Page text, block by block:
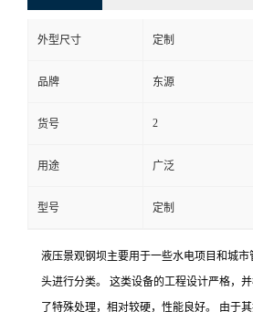
外型尺寸 定制
品牌 东源
货号 2
用途 广泛
型号 定制
液压景观钢坝主要用于一些水电项目和城
头进行分类。 这类设备的工程设计严格，
了特殊处理，相对较硬，性能良好。 由于